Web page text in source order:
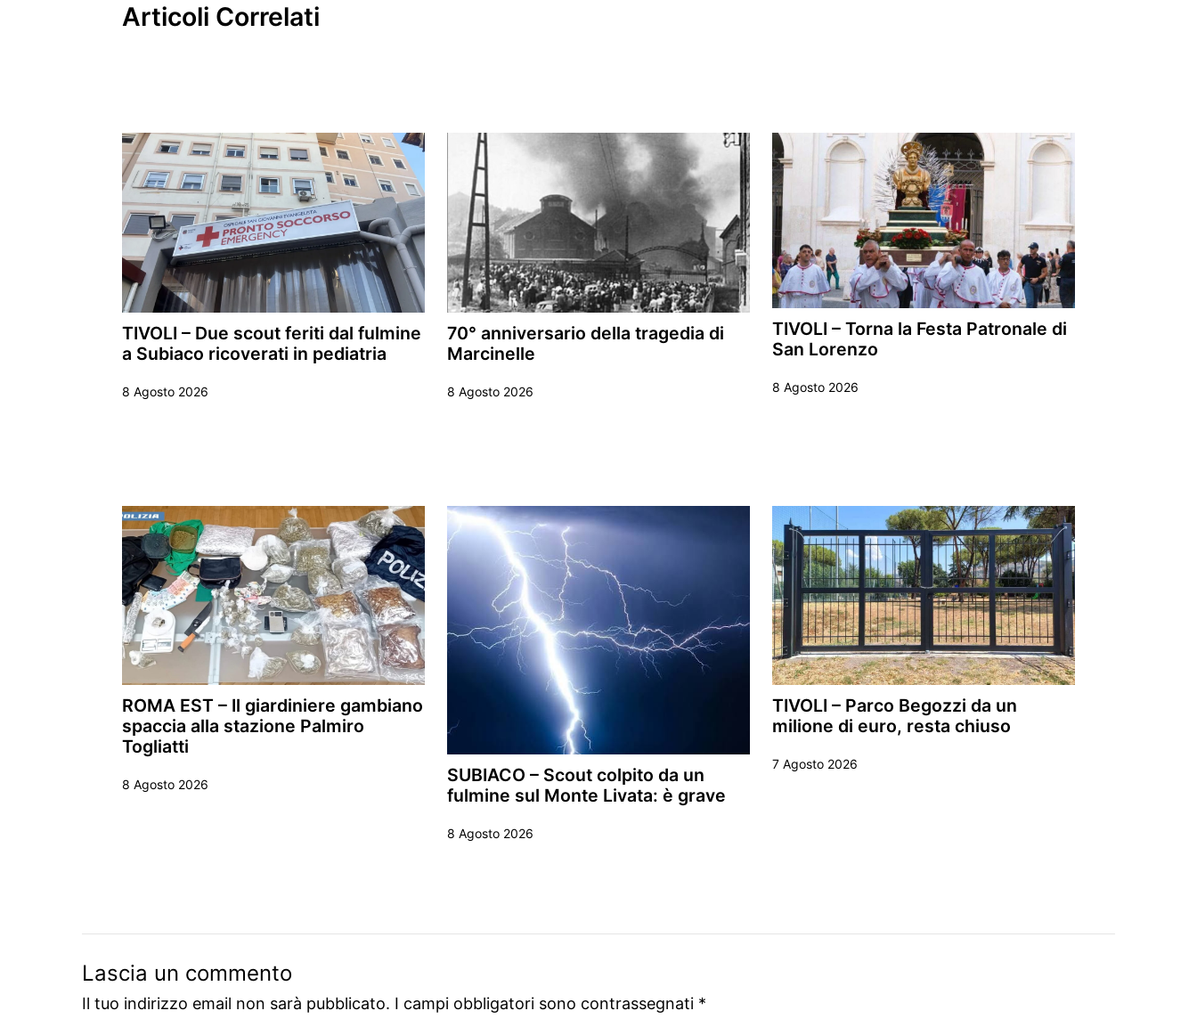
Articoli Correlati
TIVOLI – Due scout feriti dal fulmine
a Subiaco ricoverati in pediatria
8 Agosto 2026
70° anniversario della tragedia di
Marcinelle
8 Agosto 2026
TIVOLI – Torna la Festa Patronale di
San Lorenzo
8 Agosto 2026
ROMA EST – Il giardiniere gambiano
spaccia alla stazione Palmiro
Togliatti
8 Agosto 2026
SUBIACO – Scout colpito da un
fulmine sul Monte Livata: è grave
8 Agosto 2026
TIVOLI – Parco Begozzi da un
milione di euro, resta chiuso
7 Agosto 2026
Lascia un commento
Il tuo indirizzo email non sarà pubblicato. I campi obbligatori sono contrassegnati *